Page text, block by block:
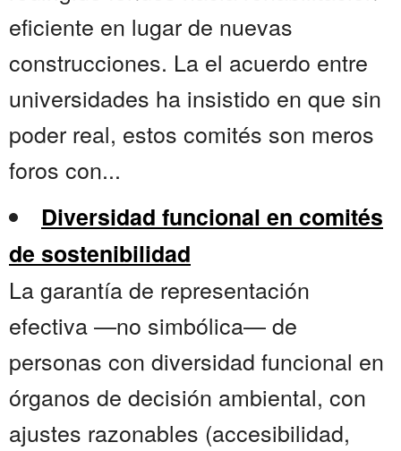
eficiente en lugar de nuevas
construcciones. La el acuerdo entre
universidades ha insistido en que sin
poder real, estos comités son meros
foros con...
Diversidad funcional en comités
de sostenibilidad
La garantía de representación
efectiva —no simbólica— de
personas con diversidad funcional en
órganos de decisión ambiental, con
ajustes razonables (accesibilidad,